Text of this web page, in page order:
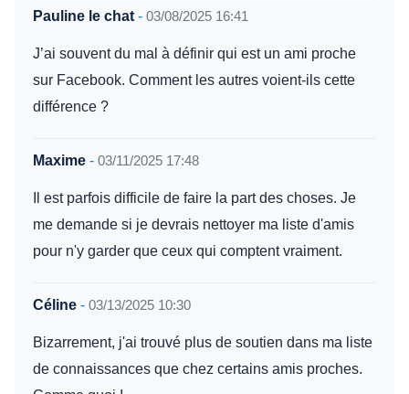
Pauline le chat - 03/08/2025 16:41
J’ai souvent du mal à définir qui est un ami proche
sur Facebook. Comment les autres voient-ils cette
différence ?
Maxime - 03/11/2025 17:48
Il est parfois difficile de faire la part des choses. Je
me demande si je devrais nettoyer ma liste d'amis
pour n'y garder que ceux qui comptent vraiment.
Céline - 03/13/2025 10:30
Bizarrement, j'ai trouvé plus de soutien dans ma liste
de connaissances que chez certains amis proches.